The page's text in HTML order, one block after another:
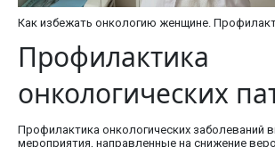
Как избежать онкологию женщине.
Профилактика
онкологических
Профилактика онкологических заболеваний
мероприятия, направленные на снижение